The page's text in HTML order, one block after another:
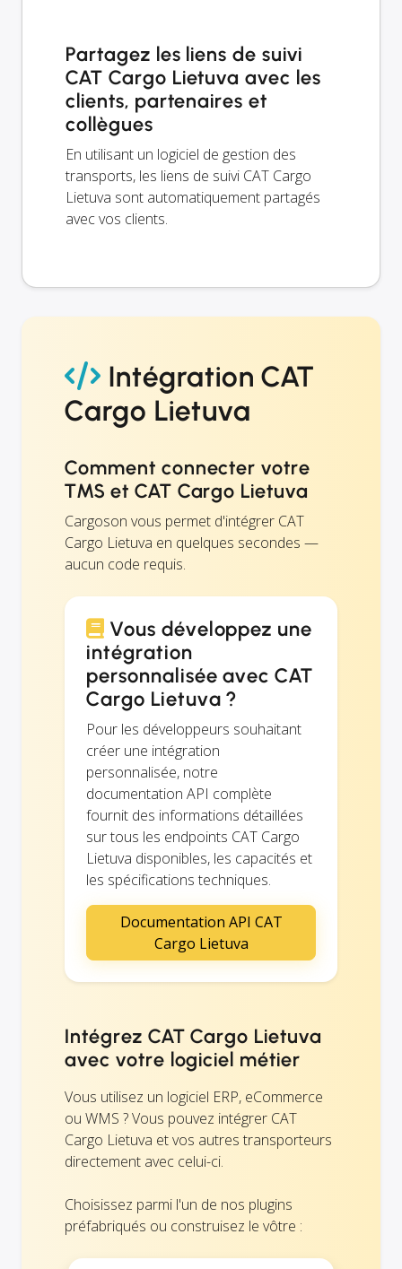
Partagez les liens de suivi
CAT Cargo Lietuva avec les
clients, partenaires et
collègues
En utilisant un logiciel de gestion des
transports, les liens de suivi CAT Cargo
Lietuva sont automatiquement partagés
avec vos clients.
Intégration CAT
Cargo Lietuva
Comment connecter votre
TMS et CAT Cargo Lietuva
Cargoson vous permet d'intégrer CAT
Cargo Lietuva en quelques secondes —
aucun code requis.
Vous développez une
intégration
personnalisée avec CAT
Cargo Lietuva ?
Pour les développeurs souhaitant
créer une intégration
personnalisée, notre
documentation API complète
fournit des informations détaillées
sur tous les endpoints CAT Cargo
Lietuva disponibles, les capacités et
les spécifications techniques.
Documentation API CAT
Cargo Lietuva
Intégrez CAT Cargo Lietuva
avec votre logiciel métier
Vous utilisez un logiciel ERP, eCommerce
ou WMS ? Vous pouvez intégrer CAT
Cargo Lietuva et vos autres transporteurs
directement avec celui-ci.
Choisissez parmi l'un de nos plugins
préfabriqués ou construisez le vôtre :